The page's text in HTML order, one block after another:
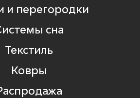
и перегородки
сна
Текстиль
Ковры